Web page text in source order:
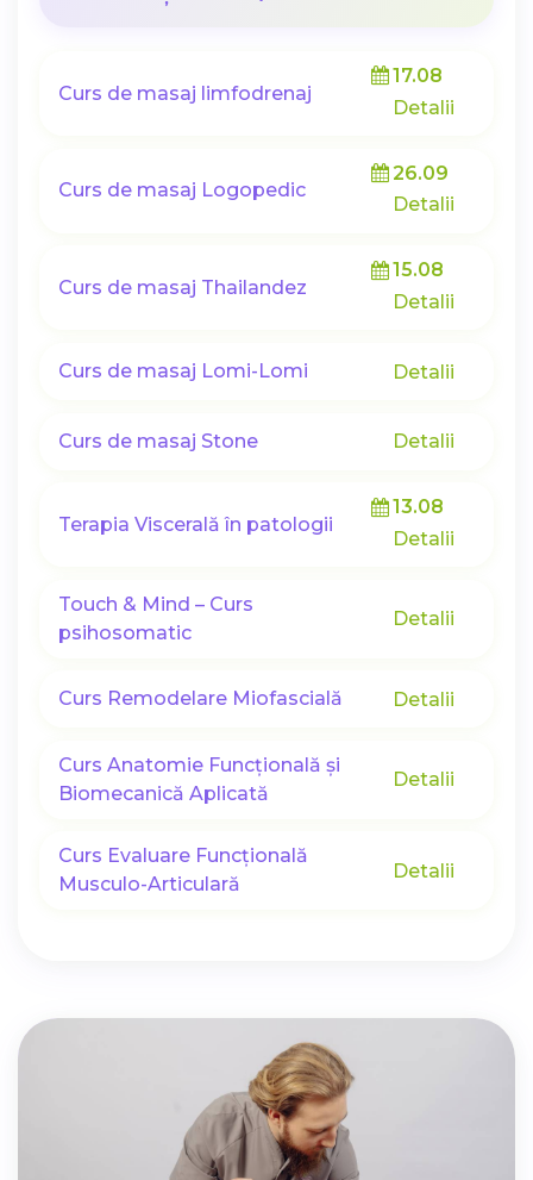
Curs de masaj limfodrenaj
17.08
Detalii
Curs de masaj Logopedic
26.09
Detalii
Curs de masaj Thailandez
15.08
Detalii
Curs de masaj Lomi-Lomi Detalii
Curs de masaj Stone Detalii
Terapia Viscerală în patologii
13.08
Detalii
Touch & Mind – Curs
psihosomatic
Detalii
Curs Remodelare Miofascială Detalii
Curs Anatomie Funcțională și
Biomecanică Aplicată
Detalii
Curs Evaluare Funcțională
Musculo-Articulară
Detalii